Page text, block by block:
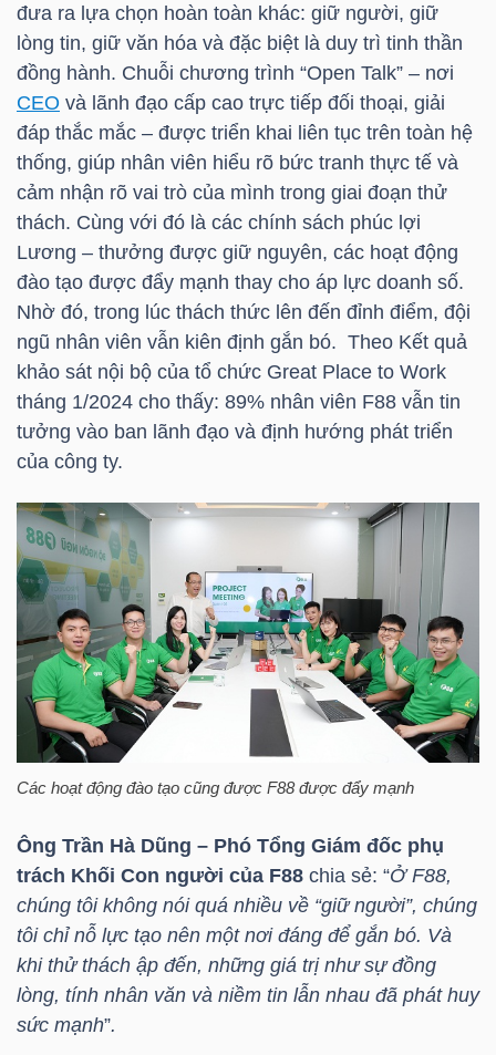
đưa ra lựa chọn hoàn toàn khác: giữ người, giữ
lòng tin, giữ văn hóa và đặc biệt là duy trì tinh thần
đồng hành. Chuỗi chương trình “Open Talk” – nơi
CEO và lãnh đạo cấp cao trực tiếp đối thoại, giải
đáp thắc mắc – được triển khai liên tục trên toàn hệ
thống, giúp nhân viên hiểu rõ bức tranh thực tế và
cảm nhận rõ vai trò của mình trong giai đoạn thử
thách. Cùng với đó là các chính sách phúc lợi
Lương – thưởng được giữ nguyên, các hoạt động
đào tạo được đẩy mạnh thay cho áp lực doanh số.
Nhờ đó, trong lúc thách thức lên đến đỉnh điểm, đội
ngũ nhân viên vẫn kiên định gắn bó. Theo Kết quả
khảo sát nội bộ của tổ chức Great Place to Work
tháng 1/2024 cho thấy: 89% nhân viên F88 vẫn tin
tưởng vào ban lãnh đạo và định hướng phát triển
của công ty.
Các hoạt động đào tạo cũng được F88được đẩy mạnh
Ông Trần Hà Dũng – Phó Tổng Giám đốc phụ
trách Khối Con người của F88 chia sẻ: “ỞF88,
chúng tôi không nói quá nhiều về “giữ người”, chúng
tôi chỉ nỗ lực tạo nên một nơi đáng để gắn bó. Và
khi thử thách ập đến, những giá trị như sự đồng
lòng, tính nhân văn và niềm tin lẫn nhau đã phát huy
sức mạnh”.
PHÂN
TÍCH
VIETSTOCKFINANCE
VĨ
MÔ
NGÀNH
NGHIỆP
CỔ
PHIẾU
PHÁI
SINH
TRÁI
PHIẾU
CÔNG